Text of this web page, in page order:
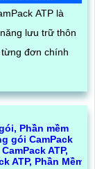
ATP là
lưu trữ thôn
đơn chính